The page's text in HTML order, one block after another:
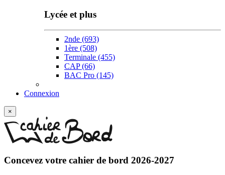
Lycée et plus
2nde (693)
1ère (508)
Terminale (455)
CAP(66)
BAC Pro (145)
Connexion
×
Concevez votre cahier de bord 2026-2027